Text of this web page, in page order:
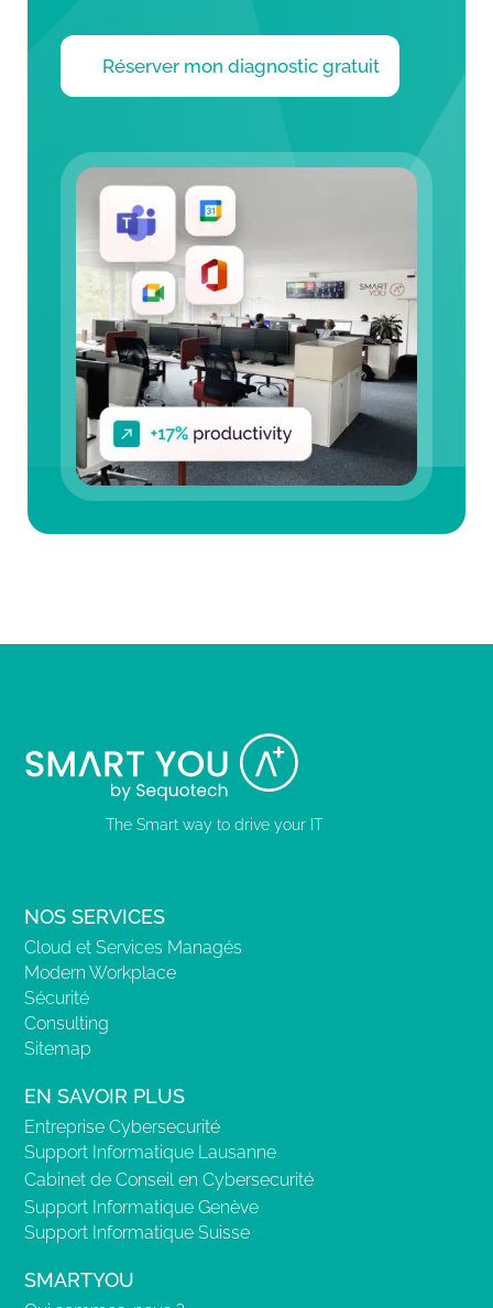
Réserver mon diagnostic gratuit
The Smart way to drive your IT
NOS SERVICES
Cloud et Services Managés
Modern Workplace
Sécurité
Consulting
Sitemap
EN SAVOIR PLUS
Entreprise Cybersecurité
Support Informatique Lausanne
Cabinet de Conseil en Cybersecurité
Support Informatique Genève
Support Informatique Suisse
SMARTYOU